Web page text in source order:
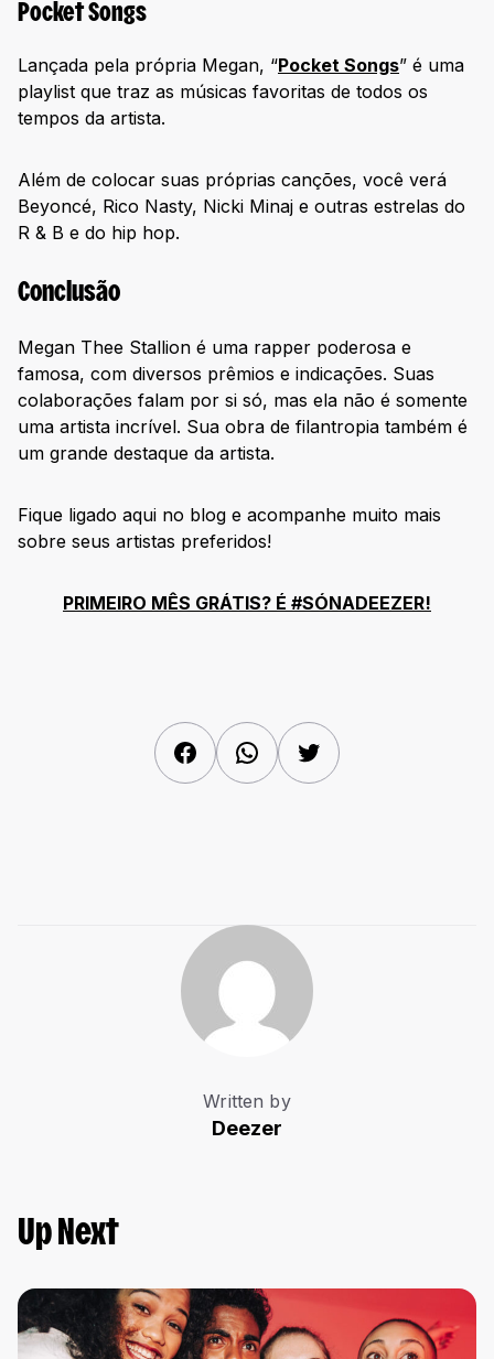
Pocket Songs
Lançada pela própria Megan, “Pocket Songs” é uma
playlist que traz as músicas favoritas de todos os
tempos da artista.
Além de colocar suas próprias canções, você verá
Beyoncé, Rico Nasty, Nicki Minaj e outras estrelas do
R & B e do hip hop.
Conclusão
Megan Thee Stallion é uma rapper poderosa e
famosa, com diversos prêmios e indicações. Suas
colaborações falam por si só, mas ela não é somente
uma artista incrível. Sua obra de filantropia também é
um grande destaque da artista.
Fique ligado aqui no blog e acompanhe muito mais
sobre seus artistas preferidos!
PRIMEIRO MÊS GRÁTIS? É #SÓNADEEZER!
FacebookWhatsAppTwitter
Written by
Deezer
Up Next